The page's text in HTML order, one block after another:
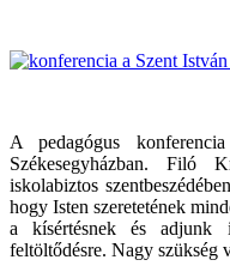
A pedagógus
Székesegyházban. Filó
iskolabiztos
hogy Isten szeretetének
a kísértésnek és adjunk
feltöltődésre. Nagy szükség